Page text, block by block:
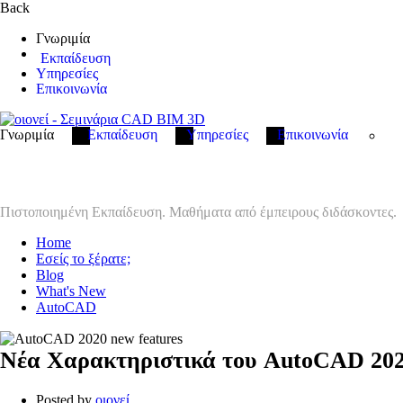
Back
Γνωριμία
Εκπαίδευση
Υπηρεσίες
Επικοινωνία
Γνωριμία Εκπαίδευση Υπηρεσίες Επικοινωνία
Πιστοποιημένη Εκπαίδευση. Μαθήματα από έμπειρους διδάσκοντες.
Home
Εσείς το ξέρατε;
Blog
What's New
AutoCAD
Νέα Χαρακτηριστικά του AutoCAD